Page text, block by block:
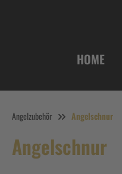
HOME
Angelzubehör Angelschnur
Angelschnur